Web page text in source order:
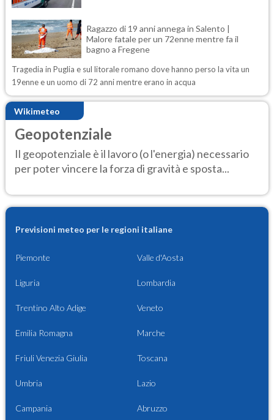
Ragazzo di 19 anni annega in Salento |
Malore fatale per un 72enne mentre fa il
bagno a Fregene
Tragedia in Puglia e sul litorale romano dove hanno perso la vita un
19enne e un uomo di 72 anni mentre erano in acqua
Wikimeteo
Geopotenziale
Il geopotenziale è il lavoro (o l'energia) necessario
per poter vincere la forza di gravità e sposta...
Previsioni meteo per le regioni italiane
Piemonte Valle d'Aosta
Liguria Lombardia
Trentino Alto Adige Veneto
Emilia Romagna Marche
Friuli Venezia Giulia Toscana
Umbria Lazio
Campania Abruzzo